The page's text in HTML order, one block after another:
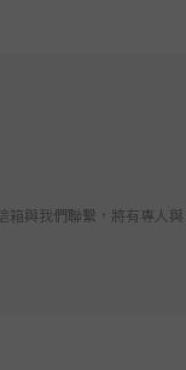
箱與我們聯繫，將有專人與